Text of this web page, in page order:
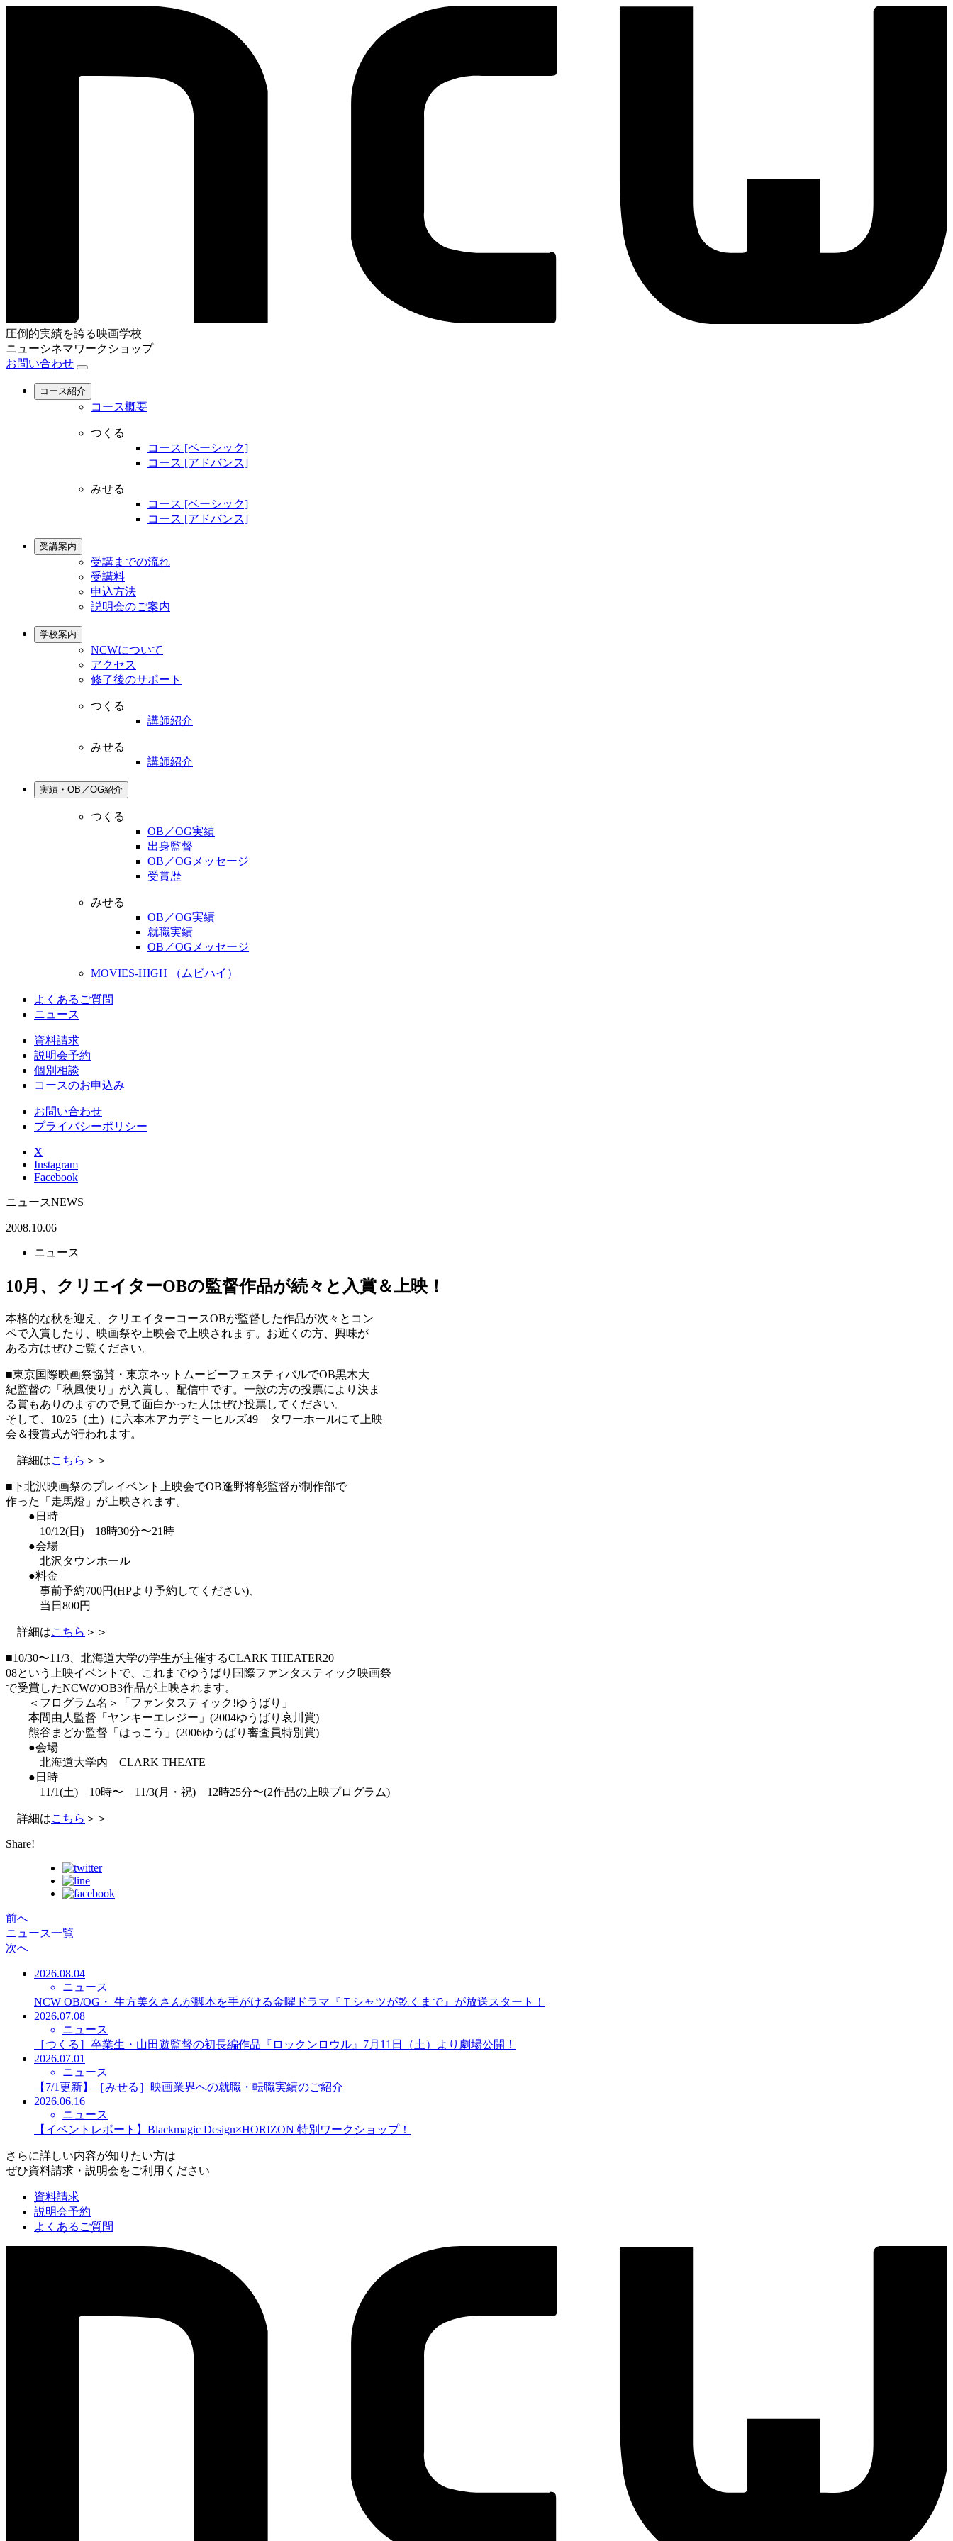
圧倒的実績を誇る映画学校
ニューシネマワークショップ
お問い合わせ
コース紹介
コース概要
つくる
コース [ベーシック]
コース [アドバンス]
みせる
コース [ベーシック]
コース [アドバンス]
受講案内
受講までの流れ
受講料
申込方法
説明会のご案内
学校案内
NCWについて
アクセス
修了後のサポート
つくる
講師紹介
みせる
講師紹介
実績・OB／OG紹介
つくる
OB／OG実績
出身監督
OB／OGメッセージ
受賞歴
みせる
OB／OG実績
就職実績
OB／OGメッセージ
MOVIES-HIGH （ムビハイ）
よくあるご質問
ニュース
資料請求
説明会予約
個別相談
コースのお申込み
お問い合わせ
プライバシーポリシー
X
Instagram
Facebook
ニュースNEWS
2008.10.06
ニュース
10月、クリエイターOBの監督作品が続々と入賞＆上映！
本格的な秋を迎え、クリエイターコースOBが監督した作品が次々とコン
ペで入賞したり、映画祭や上映会で上映されます。お近くの方、興味が
ある方はぜひご覧ください。
■東京国際映画祭協賛・東京ネットムービーフェスティバルでOB黒木大
紀監督の「秋風便り」が入賞し、配信中です。一般の方の投票により決ま
る賞もありのますので見て面白かった人はぜひ投票してください。
そして、10/25（土）に六本木アカデミーヒルズ49 タワーホールにて上映
会＆授賞式が行われます。
詳細はこちら ＞＞
■下北沢映画祭のプレイベント上映会でOB逢野将彰監督が制作部で
作った「走馬燈」が上映されます。
●日時
10/12(日) 18時30分〜21時
●会場
北沢タウンホール
●料金
事前予約700円(HPより予約してください)、
当日800円
詳細はこちら ＞＞
■10/30〜11/3、北海道大学の学生が主催するCLARK THEATER20
08という上映イベントで、これまでゆうばり国際ファンタスティック映画祭
で受賞したNCWのOB3作品が上映されます。
＜フログラム名＞「ファンタスティック!ゆうばり」
本間由人監督「ヤンキーエレジー」(2004ゆうばり哀川賞)
熊谷まどか監督「はっこう」(2006ゆうばり審査員特別賞)
●会場
北海道大学内 CLARK THEATE
●日時
11/1(土) 10時〜 11/3(月・祝) 12時25分〜(2作品の上映プログラム)
詳細はこちら ＞＞
Share!
前へ
ニュース一覧
次へ
2026.08.04
ニュース
NCW OB/OG・ 生方美久さんが脚本を手がける金曜ドラマ『Ｔシャツが乾くまで』が放送スタート！
2026.07.08
ニュース
［つくる］卒業生・山田遊監督の初長編作品『ロックンロウル』7月11日（土）より劇場公開！
2026.07.01
ニュース
【7/1更新】［みせる］映画業界への就職・転職実績のご紹介
2026.06.16
ニュース
【イベントレポート】Blackmagic Design×HORIZON 特別ワークショップ！
さらに詳しい内容が知りたい方は
ぜひ資料請求・説明会をご利用ください
資料請求
説明会予約
よくあるご質問